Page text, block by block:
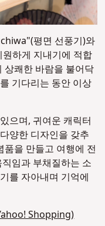
평면 선풍기)와
하게 지내기에 적합
상쾌한 바람을 불어닥
기다리는 동안 이상
으며, 귀여운 캐릭터
양한 디자인을 갖추
을 만들고 여행에 전
임과 부채질하는 소
를 자아내며 기억에
Shopping)